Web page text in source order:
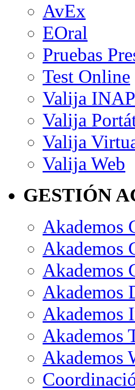
AvEx
EOral
Pruebas
Test Online
Valija INAP
Valija
Valija
Valija Web
GESTIÓN
Akademos
Akademos
Akademos
Akademos
Akademos
Akademos
Akademos